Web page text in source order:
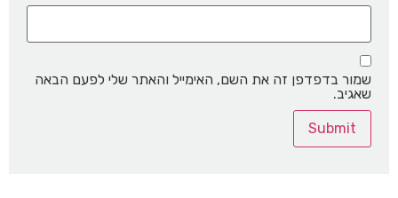
שמור בדפדפן זה את השם, האימייל והאתר שלי לפעם הבאה
שאגיב.